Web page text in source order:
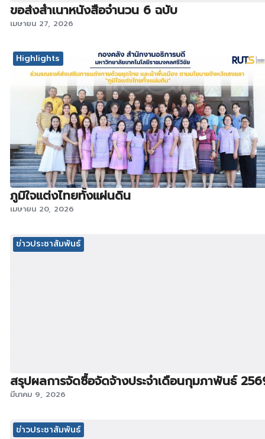
ขอส่งสำเนาหนังสือจำนวน 6 ฉบับ
เมษายน 27, 2026
Highlights
ภูมิใจแต่งไทยทั้งแผ่นดิน
เมษายน 20, 2026
ข่าวประชาสัมพันธ์
สรุปผลการจัดซื้อจัดจ้างประจำเดือนกุมภาพันธ์
มีนาคม 9, 2026
ข่าวประชาสัมพันธ์